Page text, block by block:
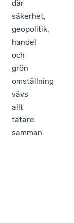
där
säkerhet,
geopolitik,
handel
och
grön
omställning
vävs
allt
tätare
samman.